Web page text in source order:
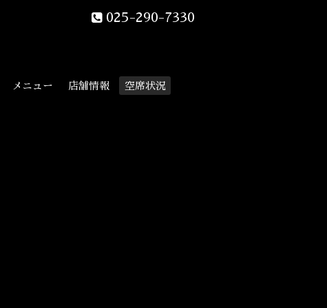
025-290-7330
メニュー 店舗情報
空席状況